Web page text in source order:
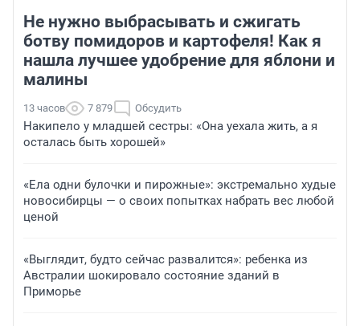
Не нужно выбрасывать и сжигать
ботву помидоров и картофеля! Как я
нашла лучшее удобрение для яблони и
малины
13 часов 7 879 Обсудить
Накипело у младшей сестры: «Она уехала жить, а я
осталась быть хорошей»
«Ела одни булочки и пирожные»: экстремально худые
новосибирцы — о своих попытках набрать вес любой
ценой
«Выглядит, будто сейчас развалится»: ребенка из
Австралии шокировало состояние зданий в
Приморье